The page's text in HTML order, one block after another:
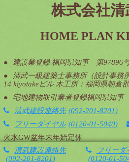
株式会社清
HOME PLAN
建設業登録 福岡県知事 第97896
清武一級建築士事務所（設計事務
14 kiyotakeビル 木工所：福岡県朝倉
宅地建物取引業者登録福岡県知
清武建設連絡先
092-201-8201
フリーダイヤル
0120-01-5040
火水GW盆年末年始定休
清武建設連絡先
092-201-8201
フリーダ
0120-01-